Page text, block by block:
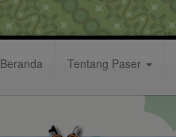
Beranda Tentang Paser